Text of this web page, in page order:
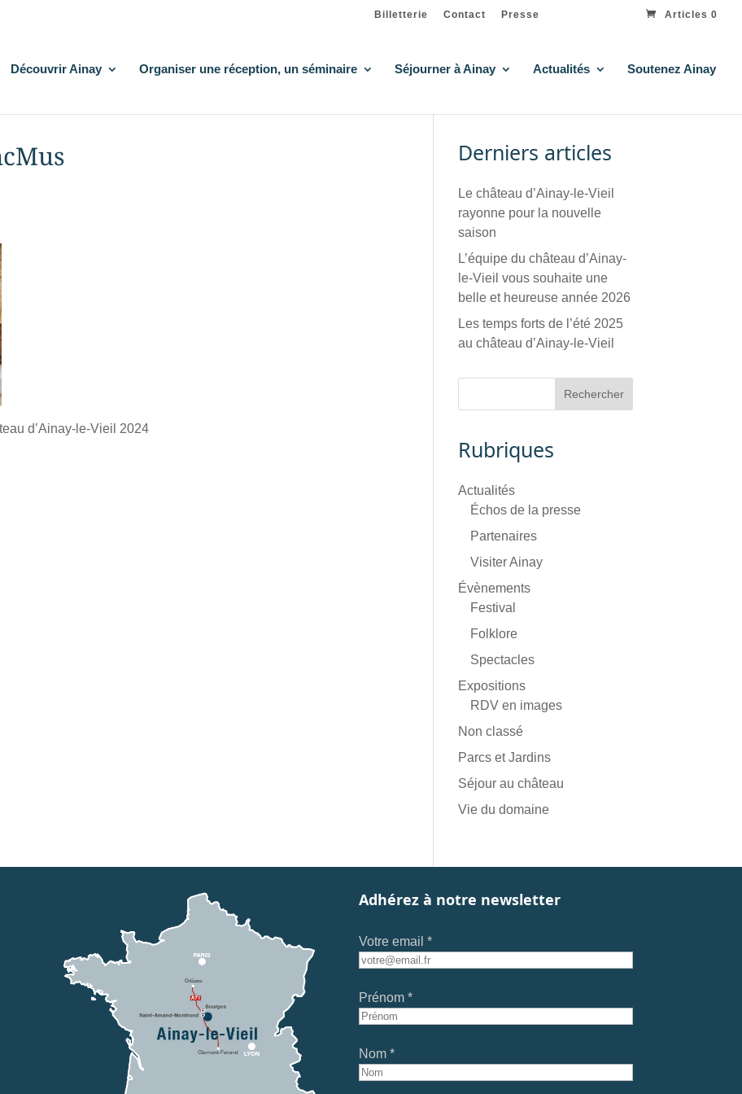
Billetterie Contact Presse Articles 0
Découvrir Ainay Organiser une réception, un séminaire Séjourner à Ainay Actualités Soutenez Ainay
d’Ainay-le-Vieil 2024
Derniers articles
Le château d’Ainay-le-Vieil
rayonne pour la nouvelle
saison
L’équipe du château d’Ainay-
le-Vieil vous souhaite une
belle et heureuse année 2026
Les temps forts de l’été 2025
au château d’Ainay-le-Vieil
Rubriques
Actualités
Échos de la presse
Partenaires
Visiter Ainay
Évènements
Festival
Folklore
Spectacles
Expositions
RDV en images
Non classé
Parcs et Jardins
Séjour au château
Vie du domaine
Adhérez à notre newsletter
Votre email *
Prénom *
Nom *